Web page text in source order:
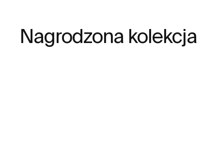
Nagrodzona kolekcja